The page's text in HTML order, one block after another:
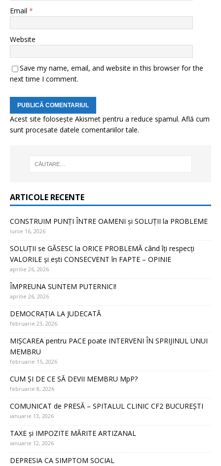
Email *
Website
Save my name, email, and website in this browser for the
next time I comment.
Acest site folosește Akismet pentru a reduce spamul. Află cum
sunt procesate datele comentariilor tale.
ARTICOLE RECENTE
CONSTRUIM PUNȚI ÎNTRE OAMENI și SOLUȚII la PROBLEME
iunie 16, 2026
SOLUȚII se GĂSESC la ORICE PROBLEMĂ când îți respecți
VALORILE și ești CONSECVENT în FAPTE – OPINIE
aprilie 26, 2026
ÎMPREUNA SUNTEM PUTERNICI!
aprilie 26, 2026
DEMOCRAȚIA LA JUDECATĂ
februarie 23, 2026
MIȘCAREA pentru PACE poate INTERVENI ÎN SPRIJINUL UNUI
MEMBRU
februarie 15, 2026
CUM ȘI DE CE SĂ DEVII MEMBRU MpP?
februarie 8, 2026
COMUNICAT de PRESĂ – SPITALUL CLINIC CF2 BUCUREȘTI
ianuarie 13, 2026
TAXE și IMPOZITE MĂRITE ARTIZANAL
ianuarie 12, 2026
DEPRESIA CA SIMPTOM SOCIAL